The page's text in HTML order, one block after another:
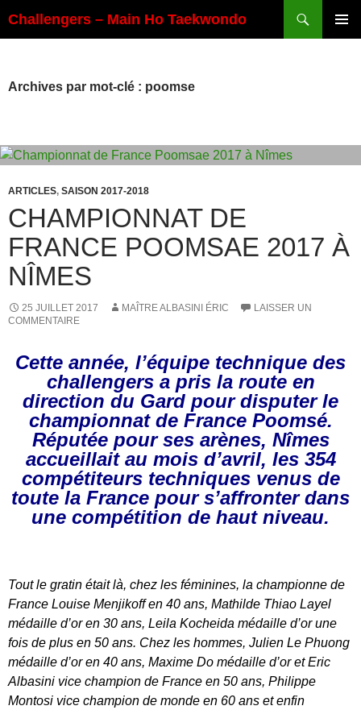
au
Challengers – Main Ho Taekwondo
Archives par mot-clé : poomse
ARTICLES, SAISON 2017-2018
CHAMPIONNAT DE
FRANCE POOMSAE 2017 À
NÎMES
25 JUILLET 2017 MAÎTRE ALBASINI ÉRIC
LAISSER UN
COMMENTAIRE
Cette année, l’équipe technique des
challengers a pris la route en
direction du Gard pour disputer le
championnat de France Poomsé.
Réputée pour ses arènes, Nîmes
accueillait au mois d’avril, les 354
compétiteurs techniques venus de
toute la France pour s’affronter dans
une compétition de haut ni­veau.
Tout le gratin était là, chez les féminines, la championne de
France Louise Menjikoff en ­40 ans, Mathilde Thiao Layel
médaille d’or en ­30 ans, Leila Kocheida médaille d’or une
fois de plus en ­50 ans. Chez les hommes, Julien Le Phuong
médaille d’or en ­40 ans, Maxime Do médaille d’or et Eric
Albasini vice champion de France en ­50 ans, Philippe
Montosi vice champion de monde en ­60 ans et enfin